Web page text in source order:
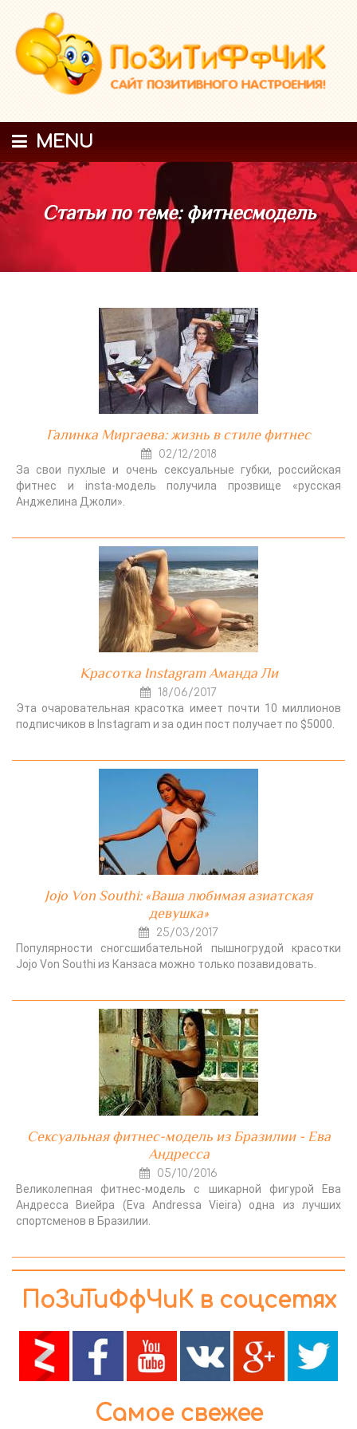
MENU
Статьи по теме: фитнесмодель
Галинка Миргаева: жизнь в стиле фитнес
02/12/2018
За свои пухлые и очень сексуальные губки, российская
фитнес и insta-модель получила прозвище «русская
Анджелина Джоли».
Красотка Instagram Аманда Ли
18/06/2017
Эта очаровательная красотка имеет почти 10 миллионов
подписчиков в Instagram и за один пост получает по $5000.
Jojo Von Southi: «Ваша любимая азиатская
девушка»
25/03/2017
Популярности сногсшибательной пышногрудой красотки
Jojo Von Southi из Канзаса можно только позавидовать.
Сексуальная фитнес-модель из Бразилии - Ева
Андресса
05/10/2016
Великолепная фитнес-модель с шикарной фигурой Ева
Андресса Виейра (Eva Andressa Vieira) одна из лучших
спортсменов в Бразилии.
ПоЗиТиФфЧиК в соцсетях
Самое свежее